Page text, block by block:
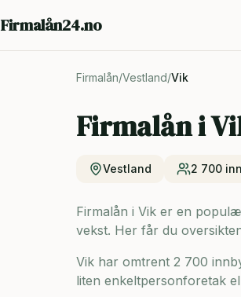
Firmalån24.no
Firmalån/Vestland/Vik
Firmalån i
Vestland 2 700
Firmalån i Vik er en
vekst. Her får du
Vik har omtrent 2 700
liten enkeltpersonforetak